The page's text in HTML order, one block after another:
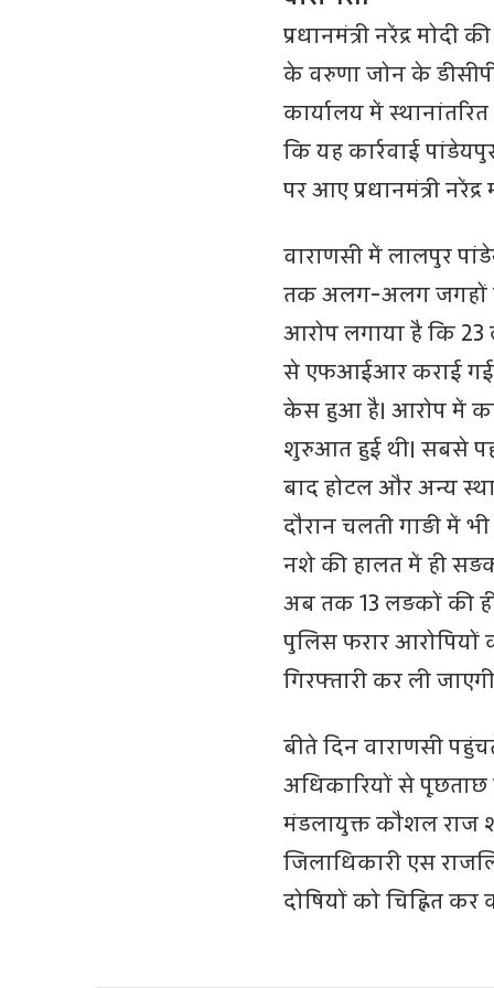
प्रधानमंत्री नरेंद्र
के वरुणा जोन के डीसीपी
कार्यालय में
कि यह कार्रवाई
पर आए प्रधानमंत्री
वाराणसी में लालपुर
तक अलग-अलग जगहों
आरोप लगाया है कि 23
से एफआईआर कराई
केस हुआ है। आरोप में
शुरुआत हुई थी। सबसे
बाद होटल और अन्य
दौरान चलती गाड़ी में
नशे की हालत में ही
अब तक 13 लड़कों की
पुलिस फरार आरोपियों
गिरफ्तारी कर ली
बीते दिन वाराणसी
अधिकारियों से पूछताछ
मंडलायुक्त कौशल राज
जिलाधिकारी एस
दोषियों को चिह्नित कर